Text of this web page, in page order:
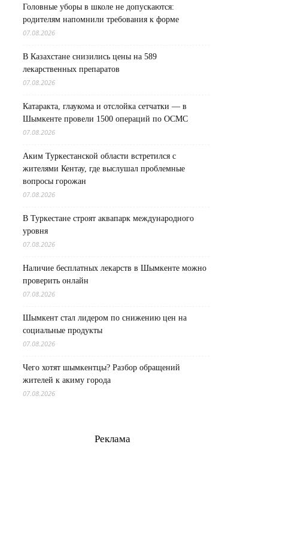
Головные уборы в школе не допускаются:
родителям напомнили требования к форме
07.08.2026
В Казахстане снизились цены на 589
лекарственных препаратов
07.08.2026
Катаракта, глаукома и отслойка сетчатки — в
Шымкенте провели 1500 операций по ОСМС
07.08.2026
Аким Туркестанской области встретился с
жителями Кентау, где выслушал проблемные
вопросы горожан
07.08.2026
В Туркестане строят аквапарк международного
уровня
07.08.2026
Наличие бесплатных лекарств в Шымкенте можно
проверить онлайн
07.08.2026
Шымкент стал лидером по снижению цен на
социальные продукты
07.08.2026
Чего хотят шымкентцы? Разбор обращений
жителей к акиму города
07.08.2026
Реклама